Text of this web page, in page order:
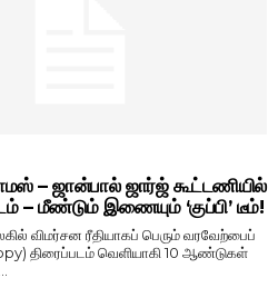
– ஜான்பால் ஜார்ஜ் கூட்டணியில்
– மீண்டும் இணையும் ‘குப்பி’ டீம்!
விமர்சன ரீதியாகப் பெரும் வரவேற்பைப்
திரைப்படம் வெளியாகி 10 ஆண்டுகள்